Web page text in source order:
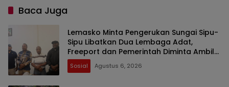
Mendapat Perlindungan
Dinas Sosial
Baca Juga
Lemasko Minta Pengerukan Sungai Sipu-
Sipu Libatkan Dua Lembaga Adat,
Freeport dan Pemerintah Diminta Ambil
Tanggung Jawab
Sosial Agustus 6, 2026